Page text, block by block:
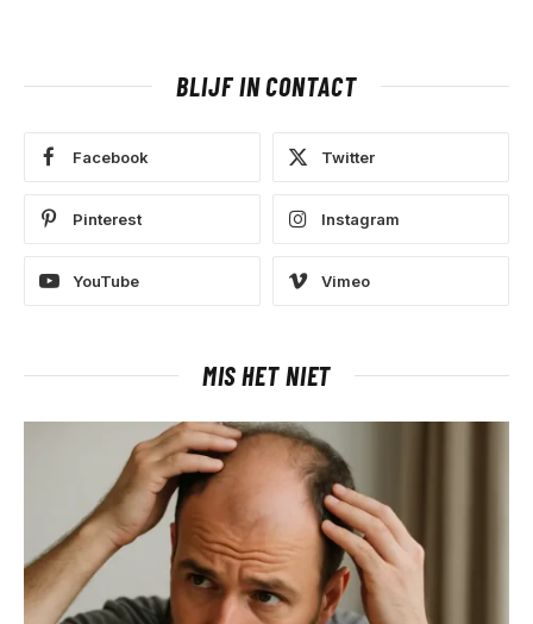
BLIJF IN CONTACT
Facebook Twitter
Pinterest Instagram
YouTube Vimeo
MIS HET NIET